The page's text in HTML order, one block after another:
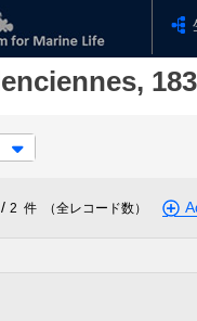
/ 2 件 （全レコード数）